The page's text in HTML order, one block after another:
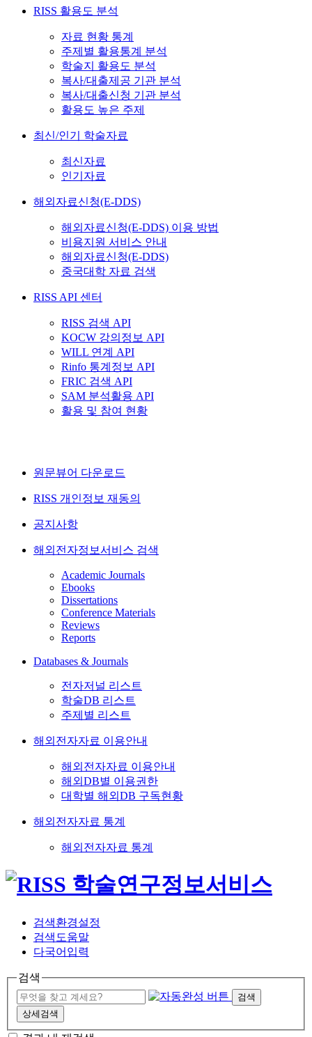
RISS 활용도 분석
자료 현황 통계
주제별 활용통계 분석
학술지 활용도 분석
복사/대출제공 기관 분석
복사/대출신청 기관 분석
활용도 높은 주제
최신/인기 학술자료
최신자료
인기자료
해외자료신청(E-DDS)
해외자료신청(E-DDS) 이용 방법
비용지원 서비스 안내
해외자료신청(E-DDS)
중국대학 자료 검색
RISS API 센터
RISS 검색 API
KOCW 강의정보 API
WILL 연계 API
Rinfo 통계정보 API
FRIC 검색 API
SAM 분석활용 API
활용 및 참여 현황
원문뷰어 다운로드
RISS 개인정보 재동의
공지사항
해외전자정보서비스 검색
Academic Journals
Ebooks
Dissertations
Conference Materials
Reviews
Reports
Databases & Journals
전자저널 리스트
학술DB 리스트
주제별 리스트
해외전자자료 이용안내
해외전자자료 이용안내
해외DB별 이용권한
대학별 해외DB 구독현황
해외전자자료 통계
해외전자자료 통계
검색환경설정
검색도움말
다국어입력
검색
검색
상세검색